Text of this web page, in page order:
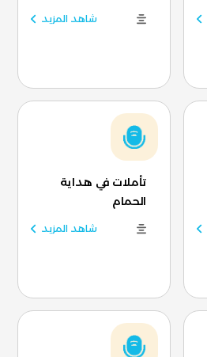
شاهد المزيد
تأملات في هداية
الحمام
شاهد المزيد